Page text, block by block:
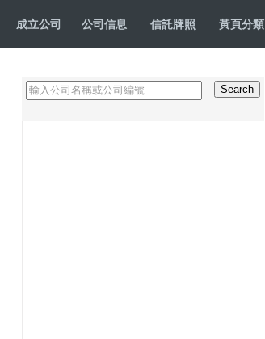
成立公司 公司信息 信託牌照 黃頁分類